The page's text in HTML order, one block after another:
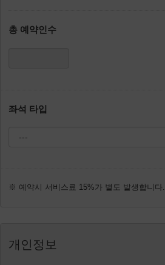
총 예약인수
좌석 타입
※ 예약시 서비스료 15%가 별도 발생합니다.
개인정보